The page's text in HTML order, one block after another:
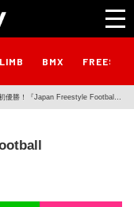
BMX
優勝！『Japan Freestyle Football